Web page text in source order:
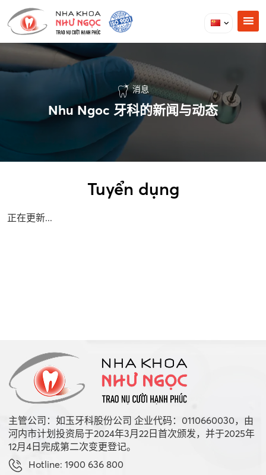
消息
Nhu Ngoc 牙科的新闻与动态
Tuyển dụng
正在更新...
主管公司：如玉牙科股份公司 企业代码：0110660030，由
河内市计划投资局于2024年3月22日首次颁发，并于2025年
12月4日完成第二次变更登记。
Hotline: 1900 636 800